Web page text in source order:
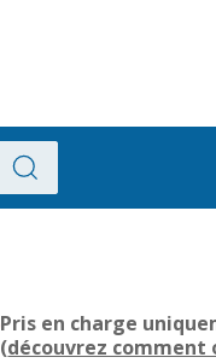
Pris en charge
(découvrez comment